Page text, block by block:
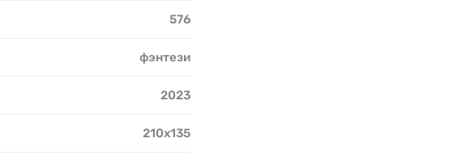
576
фэнтези
2023
210х135